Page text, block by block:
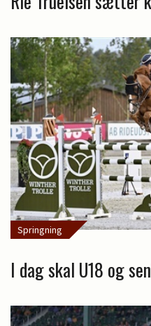
Springning
I dag skal U18 og